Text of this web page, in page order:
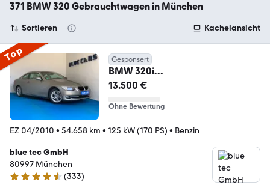
371 BMW 320 Gebrauchtwagen in München
Sortieren Kachelansicht
Top Gesponsert
BMW 320i
AUTOMATIK/NAV/KLIMA/SHZ/PD
13.500 €
Ohne Bewertung
EZ 04/2010 • 54.658 km • 125 kW (170 PS) • Benzin
blue tec GmbH
80997 München
4.7 Sterne
(333)